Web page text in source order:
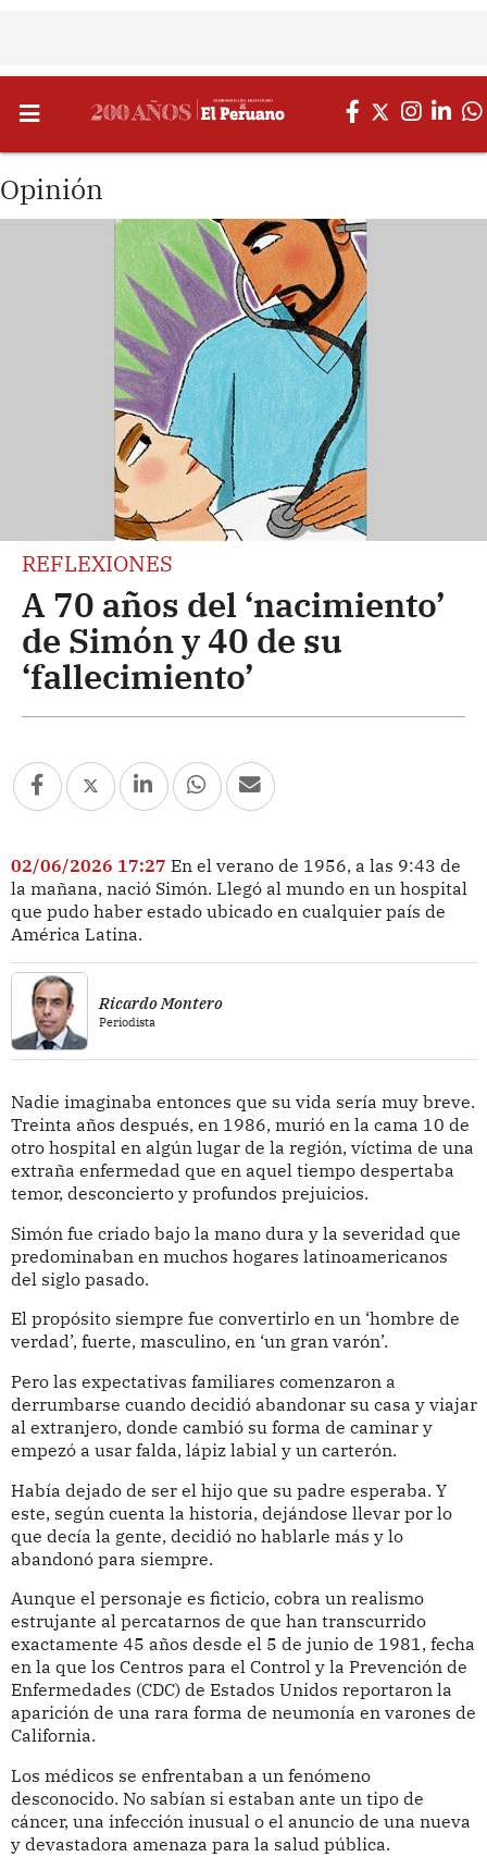
Opinión
REFLEXIONES
A 70 años del ‘nacimiento’
de Simón y 40 de su
‘fallecimiento’
02/06/2026 17:27 En el verano de 1956, a las 9:43 de
la mañana, nació Simón. Llegó al mundo en un hospital
que pudo haber estado ubicado en cualquier país de
América Latina.
Ricardo Montero
Periodista
Nadie imaginaba entonces que su vida sería muy breve.
Treinta años después, en 1986, murió en la cama 10 de
otro hospital en algún lugar de la región, víctima de una
extraña enfermedad que en aquel tiempo despertaba
temor, desconcierto y profundos prejuicios.
Simón fue criado bajo la mano dura y la severidad que
predominaban en muchos hogares latinoamericanos
del siglo pasado.
El propósito siempre fue convertirlo en un ‘hombre de
verdad’, fuerte, masculino, en ‘un gran varón’.
Pero las expectativas familiares comenzaron a
derrumbarse cuando decidió abandonar su casa y viajar
al extranjero, donde cambió su forma de caminar y
empezó a usar falda, lápiz labial y un carterón.
Había dejado de ser el hijo que su padre esperaba. Y
este, según cuenta la historia, dejándose llevar por lo
que decía la gente, decidió no hablarle más y lo
abandonó para siempre.
Aunque el personaje es ficticio, cobra un realismo
estrujante al percatarnos de que han transcurrido
exactamente 45 años desde el 5 de junio de 1981, fecha
en la que los Centros para el Control y la Prevención de
Enfermedades (CDC) de Estados Unidos reportaron la
aparición de una rara forma de neumonía en varones de
California.
Los médicos se enfrentaban a un fenómeno
desconocido. No sabían si estaban ante un tipo de
cáncer, una infección inusual o el anuncio de una nueva
y devastadora amenaza para la salud pública.